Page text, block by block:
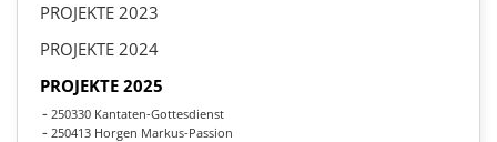
PROJEKTE 2023
PROJEKTE 2024
PROJEKTE 2025
250330 Kantaten-Gottesdienst
250413 Horgen Markus-Passion